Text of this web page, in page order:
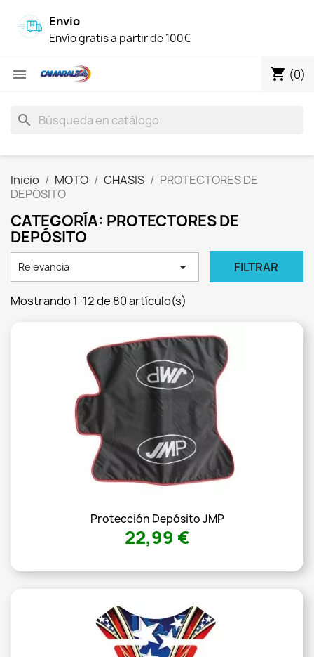
Envio
Envío gratis a partir de 100€
 shopping_cart (0)
search
Inicio MOTO CHASIS
PROTECTORES DE
DEPÓSITO
CATEGORÍA: PROTECTORES DE
DEPÓSITO
Relevancia  FILTRAR
Mostrando 1-12 de 80 artículo(s)
Protección Depósito JMP
22,99 €